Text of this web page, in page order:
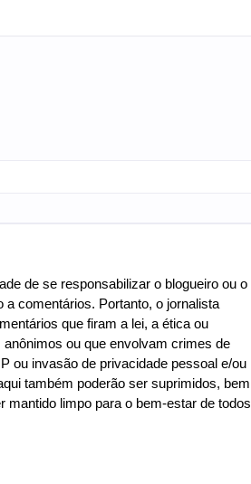
de se responsabilizar o blogueiro ou o
comentários. Portanto, o jornalista
que firam a lei, a ética ou
ou que envolvam crimes de
ou invasão de privacidade pessoal e/ou
também poderão ser suprimidos, bem
limpo para o bem-estar de todos